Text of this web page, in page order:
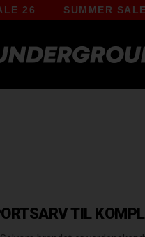
SUMMER SALE 26
TIL